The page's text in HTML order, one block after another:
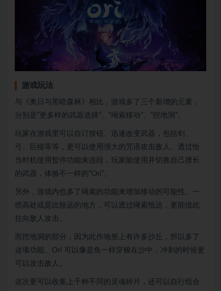
游戏玩法
与《奥日与黑暗森林》相比，游戏多了三个新增的元素，
分别是“更多样的武器选择”、“绳索移动”、“挖地洞”。
玩家在游戏里可以自订按钮、迅速改变武器，包括剑、
弓、巨槌等等，更可以使用强大的咒语攻击敌人。透过恰
当时机使用暂停功能来连段，玩家能使用并切换自己擅长
的武器，体验不一样的“Ori”。
另外，游戏内也多了绳索的功能来增加移动的可能性。一
些高处或是比较远的地方，可以透过绳索抵达，更能借此
拉向敌人攻击。
而挖地洞的部分，因为此作地形上有许多沙丘，所以多了
这项功能。Ori 可以像是鱼一样穿梭在沙中，冲刺的时候更
可以攻击敌人。
这次更可以收集上千种不同的灵魂碎片，还可以自行组合